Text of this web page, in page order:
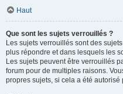
Haut
Que sont les sujets verrouillés ?
Les sujets verrouillés sont des
plus répondre et dans lesquels les
Les sujets peuvent être verrouillés
forum pour de multiples raisons.
propres sujets, si cela a été